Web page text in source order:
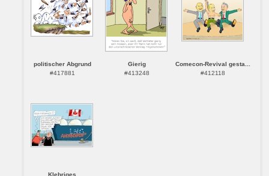
politischer Abgrund
#417881
Gierig
#413248
Comecon-Revival gesta...
#412118
Klebriges